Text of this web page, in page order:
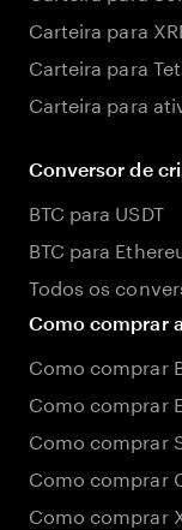
Carteira para
Carteira para
Carteira para
Conversor de
BTC para USDT
BTC para
Todos os
Como comprar
Como comprar
Como comprar
Como comprar
Como comprar
Como comprar